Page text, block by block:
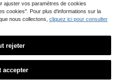
ajuster vos paramètres de cookies
cookies". Pour plus d'informations sur la
nous collectons, cliquez ici pour consulter
rejeter
accepter